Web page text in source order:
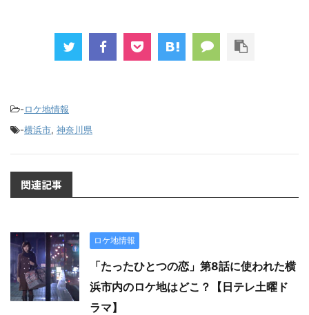
-ロケ地情報
-横浜市, 神奈川県
関連記事
ロケ地情報
「たったひとつの恋」第8話に使われた横
浜市内のロケ地はどこ？【日テレ土曜ド
ラマ】